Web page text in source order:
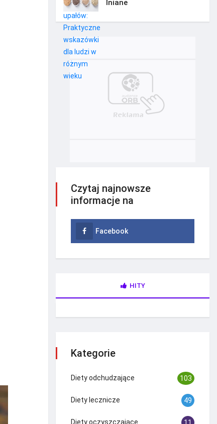
lniane
Czytaj najnowsze
informacje na
Facebook
HITY
Kategorie
Diety odchudzające 103
Diety lecznicze 49
Diety oczyszczające